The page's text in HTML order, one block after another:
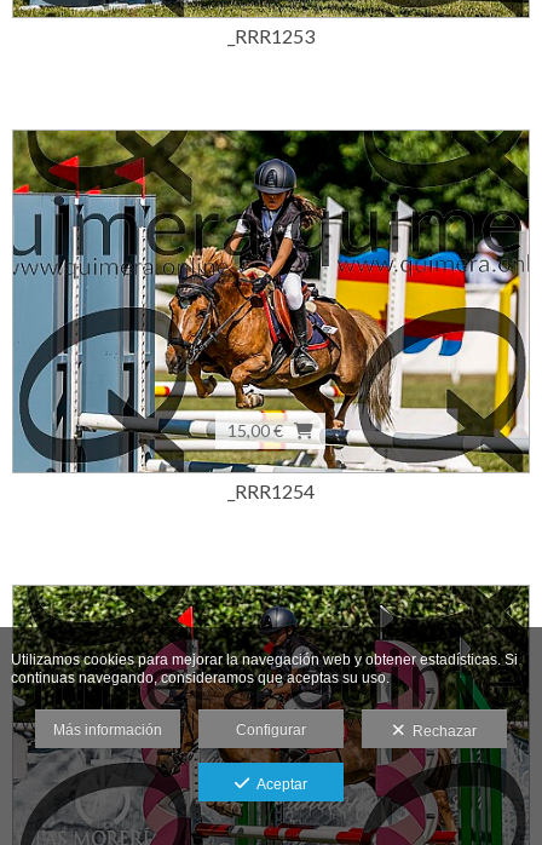
_RRR1253
15,00 €
_RRR1254
Utilizamos cookies para mejorar la navegación web y obtener estadísticas. Si
continuas navegando, consideramos que aceptas su uso.
Más información Configurar Rechazar
Aceptar